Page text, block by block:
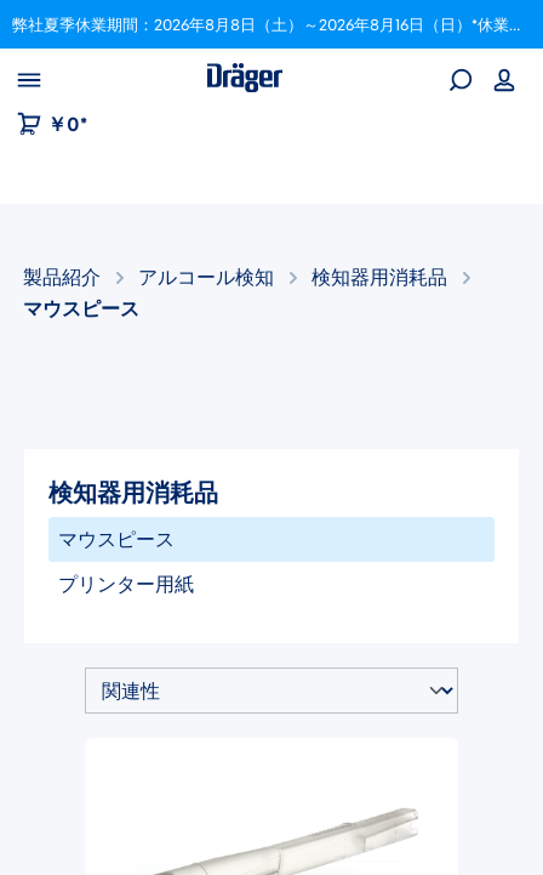
to B2B platform navigation 弊社夏季休業期間：2026年8月8日（土）～2026年8月16日（日）*休業期間中にいただいたご注文は、8月17日以降順次対応いたします。
￥0*
製品紹介 アルコール検知​
検知器用消耗品
マウスピース
検知器用消耗品
マウスピース
プリンター用紙